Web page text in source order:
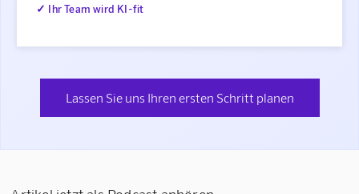
✓ Ihr Team wird KI-fit
Lassen Sie uns Ihren ersten Schritt planen